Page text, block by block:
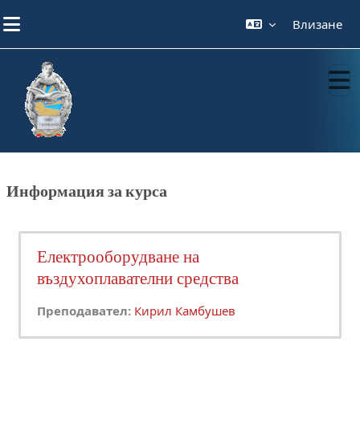
Влизане
Информация за курса
Електрооборудване на
въздухоплавателни средства
Преподавател: Кирил Камбушев